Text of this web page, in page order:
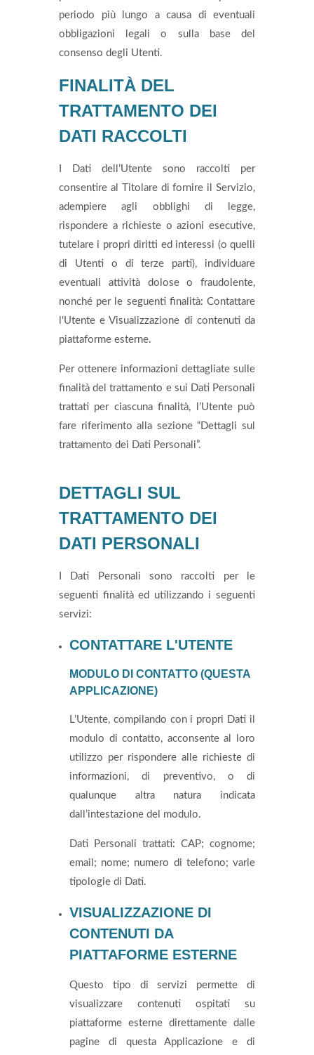
periodo più lungo a causa di eventuali
obbligazioni legali o sulla base del
consenso degli Utenti.
FINALITÀ DEL
TRATTAMENTO DEI
DATI RACCOLTI
I Dati dell’Utente sono raccolti per
consentire al Titolare di fornire il Servizio,
adempiere agli obblighi di legge,
rispondere a richieste o azioni esecutive,
tutelare i propri diritti ed interessi (o quelli
di Utenti o di terze parti), individuare
eventuali attività dolose o fraudolente,
nonché per le seguenti finalità: Contattare
l'Utente e Visualizzazione di contenuti da
piattaforme esterne.
Per ottenere informazioni dettagliate sulle
finalità del trattamento e sui Dati Personali
trattati per ciascuna finalità, l’Utente può
fare riferimento alla sezione “Dettagli sul
trattamento dei Dati Personali”.
DETTAGLI SUL
TRATTAMENTO DEI
DATI PERSONALI
I Dati Personali sono raccolti per le
seguenti finalità ed utilizzando i seguenti
servizi:
CONTATTARE L'UTENTE
MODULO DI CONTATTO (QUESTA
APPLICAZIONE)
L’Utente, compilando con i propri Dati il
modulo di contatto, acconsente al loro
utilizzo per rispondere alle richieste di
informazioni, di preventivo, o di
qualunque altra natura indicata
dall’intestazione del modulo.
Dati Personali trattati: CAP; cognome;
email; nome; numero di telefono; varie
tipologie di Dati.
VISUALIZZAZIONE DI
CONTENUTI DA
PIATTAFORME ESTERNE
Questo tipo di servizi permette di
visualizzare contenuti ospitati su
piattaforme esterne direttamente dalle
pagine di questa Applicazione e di